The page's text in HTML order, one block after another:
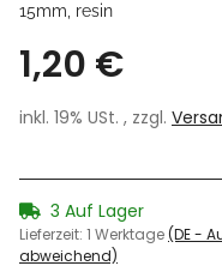
15mm, resin
1,20 €
inkl. 19% USt. , zzgl.
3 Auf Lager
Lieferzeit: 1 Werktage(DE -
abweichend)